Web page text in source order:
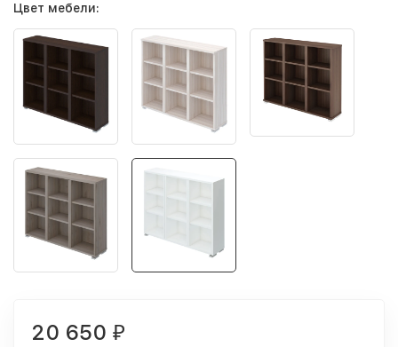
Цвет мебели:
20 650 ₽